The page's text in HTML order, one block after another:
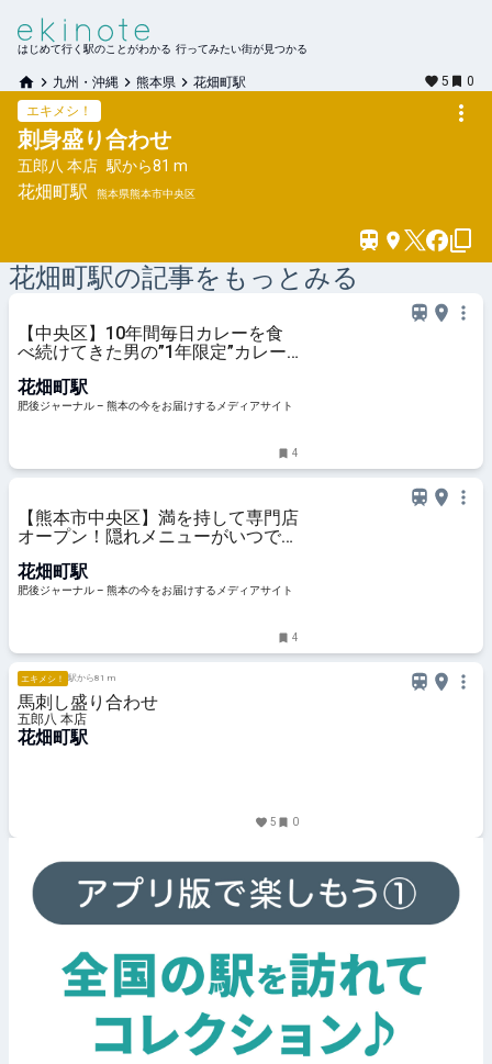
はじめて行く駅のことがわかる 行ってみたい街が見つかる
九州・沖縄 熊本県 花畑町駅 5
0
エキメシ！
刺身盛り合わせ
五郎八 本店 駅から81 m
花畑町駅 熊本県熊本市中央区
花畑町駅の記事をもっとみる
【中央区】10年間毎日カレーを食
べ続けてきた男の”1年限定”カレー
| 肥後ジャーナル – 熊本の今をお届
けするメディアサイト
花畑町駅
肥後ジャーナル – 熊本の今をお届けするメディアサイト
4
【熊本市中央区】満を持して専門店
オープン！隠れメニューがいつでも
と辣」 | 肥後ジャーナル – 熊本の今
をお届けするメディアサイト
花畑町駅
肥後ジャーナル – 熊本の今をお届けするメディアサイト
4
エキメシ！ 駅から81 m
馬刺し盛り合わせ
五郎八 本店
花畑町駅
5 0